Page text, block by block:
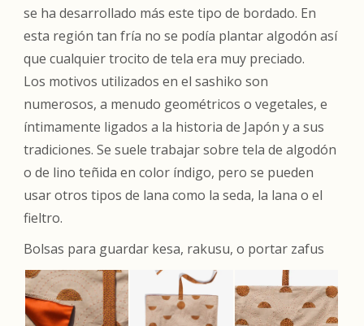
se ha desarrollado más este tipo de bordado. En
esta región tan fría no se podía plantar algodón así
que cualquier trocito de tela era muy preciado.
Los motivos utilizados en el sashiko son
numerosos, a menudo geométricos o vegetales, e
íntimamente ligados a la historia de Japón y a sus
tradiciones. Se suele trabajar sobre tela de algodón
o de lino teñida en color índigo, pero se pueden
usar otros tipos de lana como la seda, la lana o el
fieltro.
Bolsas para guardar kesa, rakusu, o portar zafus